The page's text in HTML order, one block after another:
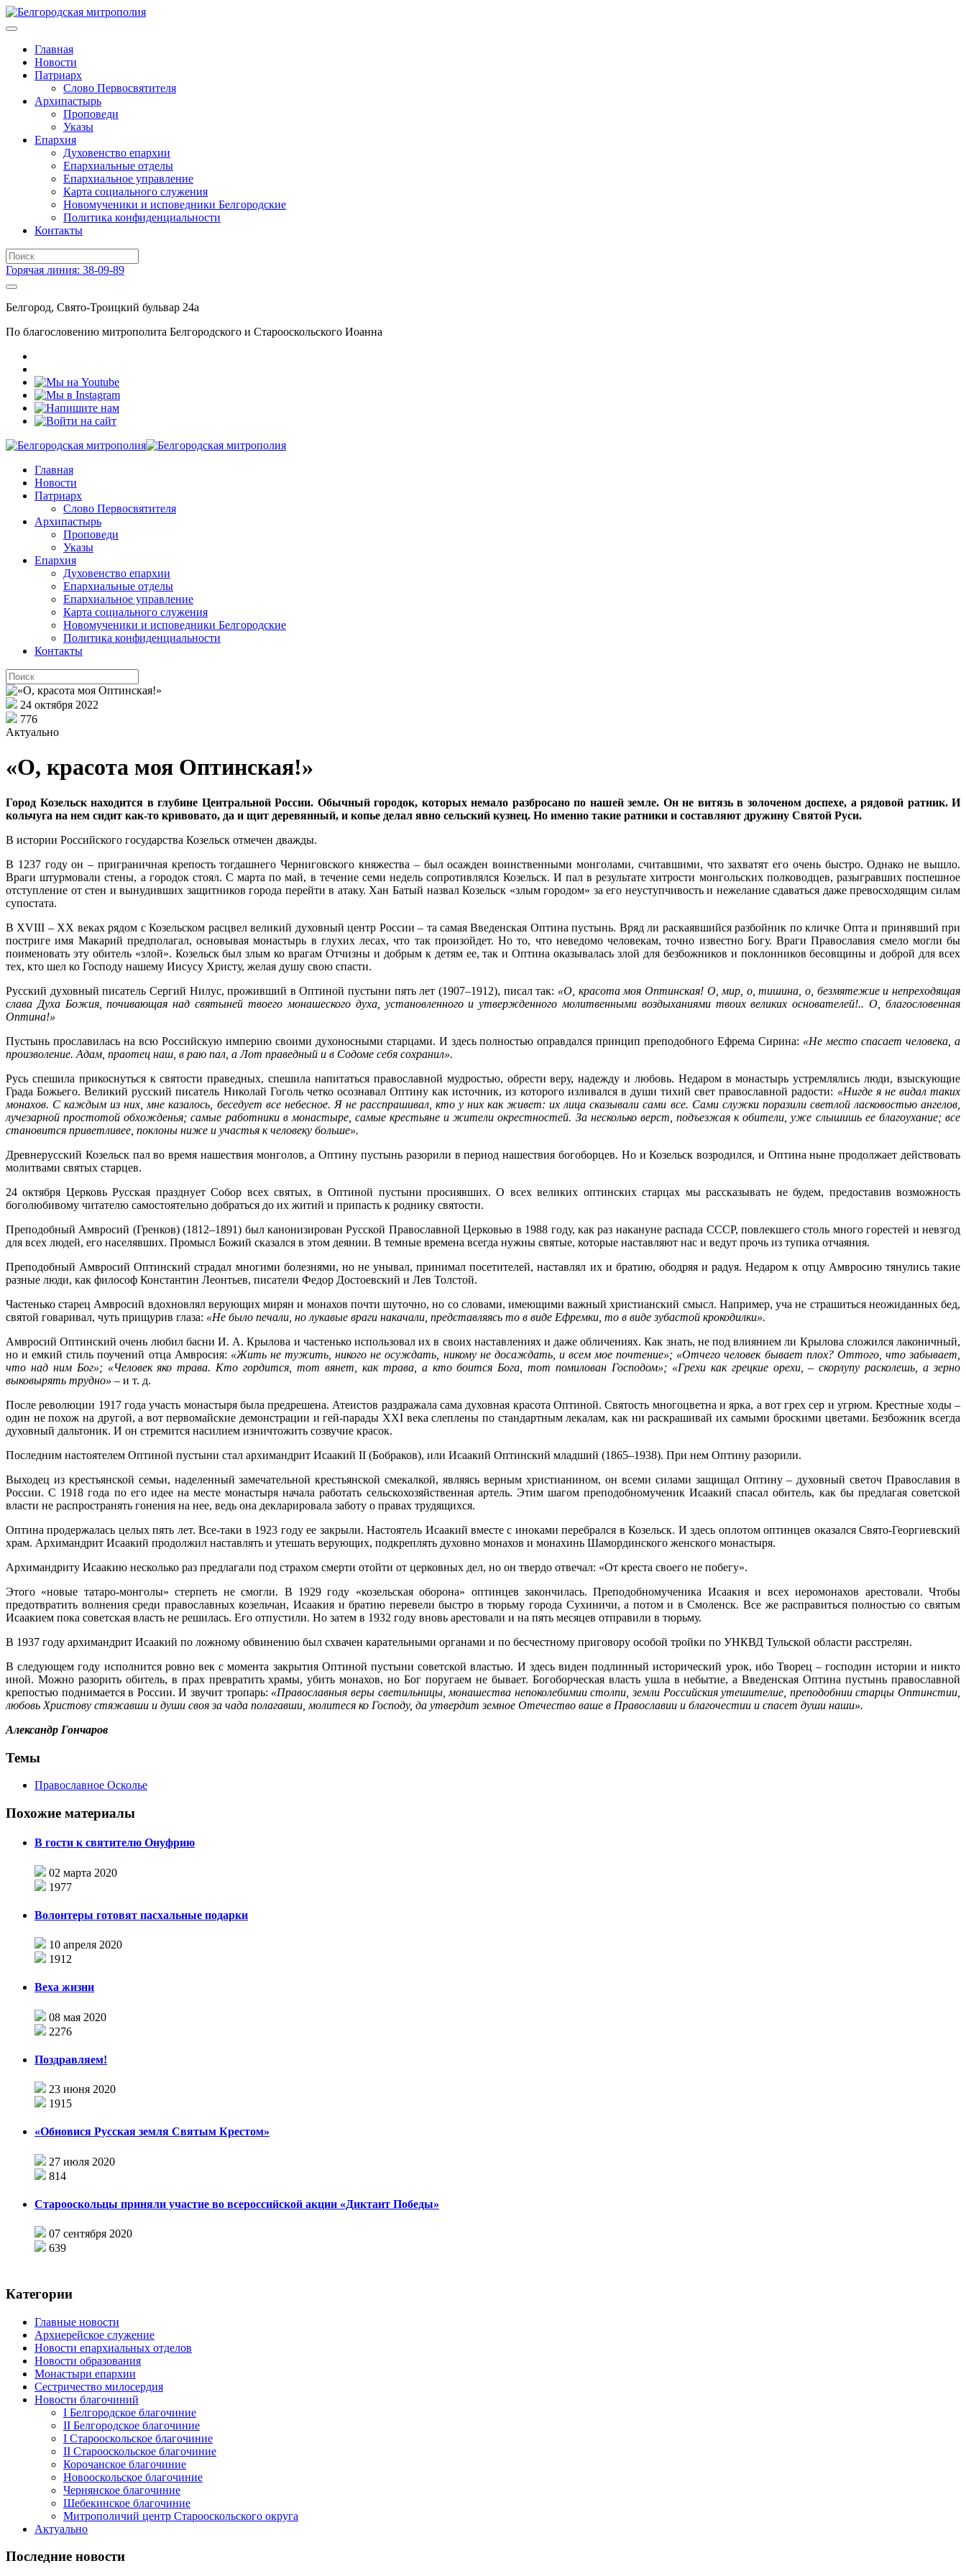
Главная
Новости
Патриарх
Слово Первосвятителя
Архипастырь
Проповеди
Указы
Епархия
Духовенство епархии
Епархиальные отделы
Епархиальное управление
Карта социального служения
Новомученики и исповедники Белгородские
Политика конфиденциальности
Контакты
Горячая линия: 38-09-89
Белгород, Свято-Троицкий бульвар 24а
По благословению митрополита Белгородского и Старооскольского Иоанна
Главная
Новости
Патриарх
Слово Первосвятителя
Архипастырь
Проповеди
Указы
Епархия
Духовенство епархии
Епархиальные отделы
Епархиальное управление
Карта социального служения
Новомученики и исповедники Белгородские
Политика конфиденциальности
Контакты
24 октября 2022
776
Актуально
«О, красота моя Оптинская!»
Город Козельск находится в глубине Центральной России. Обычный городок, которых немало разбросано по нашей земле. Он не витязь в золоченом доспехе, а рядовой ратник. И
кольчуга на нем сидит как-то кривовато, да и щит деревянный, и копье делал явно сельский кузнец. Но именно такие ратники и составляют дружину Святой Руси.
В истории Российского государства Козельск отмечен дважды.
В 1237 году он – приграничная крепость тогдашнего Черниговского княжества – был осажден воинственными монголами, считавшими, что захватят его очень быстро. Однако не вышло.
Враги штурмовали стены, а городок стоял. С марта по май, в течение семи недель сопротивлялся Козельск. И пал в результате хитрости монгольских полководцев, разыгравших поспешное
отступление от стен и вынудивших защитников города перейти в атаку. Хан Батый назвал Козельск «злым городом» за его неуступчивость и нежелание сдаваться даже превосходящим силам
супостата.
В XVIII – XX веках рядом с Козельском расцвел великий духовный центр России – та самая Введенская Оптина пустынь. Вряд ли раскаявшийся разбойник по кличке Опта и принявший при
постриге имя Макарий предполагал, основывая монастырь в глухих лесах, что так произойдет. Но то, что неведомо человекам, точно известно Богу. Враги Православия смело могли бы
поименовать эту обитель «злой». Козельск был злым ко врагам Отчизны и добрым к детям ее, так и Оптина оказывалась злой для безбожников и поклонников бесовщины и доброй для всех
тех, кто шел ко Господу нашему Иисусу Христу, желая душу свою спасти.
Русский духовный писатель Сергий Нилус, проживший в Оптиной пустыни пять лет (1907–1912), писал так: «О, красота моя Оптинская! О, мир, о, тишина, о, безмятежие и непреходящая
слава Духа Божия, почивающая над святыней твоего монашеского духа, установленного и утвержденного молитвенными воздыханиями твоих великих основателей!.. О, благословенная
Оптина!»
Пустынь прославилась на всю Российскую империю своими духоносными старцами. И здесь полностью оправдался принцип преподобного Ефрема Сирина: «Не место спасает человека, а
произволение. Адам, праотец наш, в раю пал, а Лот праведный и в Содоме себя сохранил».
Русь спешила прикоснуться к святости праведных, спешила напитаться православной мудростью, обрести веру, надежду и любовь. Недаром в монастырь устремлялись люди, взыскующие
Града Божьего. Великий русский писатель Николай Гоголь четко осознавал Оптину как источник, из которого изливался в души тихий свет православной радости: «Нигде я не видал таких
монахов. С каждым из них, мне казалось, беседует все небесное. Я не расспрашивал, кто у них как живет: их лица сказывали сами все. Сами служки поразили светлой ласковостью ангелов,
лучезарной простотой обхожденья; самые работники в монастыре, самые крестьяне и жители окрестностей. За несколько верст, подъезжая к обители, уже слышишь ее благоухание; все
становится приветливее, поклоны ниже и участья к человеку больше».
Древнерусский Козельск пал во время нашествия монголов, а Оптину пустынь разорили в период нашествия богоборцев. Но и Козельск возродился, и Оптина ныне продолжает действовать
молитвами святых старцев.
24 октября Церковь Русская празднует Собор всех святых, в Оптиной пустыни просиявших. О всех великих оптинских старцах мы рассказывать не будем, предоставив возможность
боголюбивому читателю самостоятельно добраться до их житий и припасть к роднику святости.
Преподобный Амвросий (Гренков) (1812–1891) был канонизирован Русской Православной Церковью в 1988 году, как раз накануне распада СССР, повлекшего столь много горестей и невзгод
для всех людей, его населявших. Промысл Божий сказался в этом деянии. В темные времена всегда нужны святые, которые наставляют нас и ведут прочь из тупика отчаяния.
Преподобный Амвросий Оптинский страдал многими болезнями, но не унывал, принимал посетителей, наставлял их и братию, ободряя и радуя. Недаром к отцу Амвросию тянулись такие
разные люди, как философ Константин Леонтьев, писатели Федор Достоевский и Лев Толстой.
Частенько старец Амвросий вдохновлял верующих мирян и монахов почти шуточно, но со словами, имеющими важный христианский смысл. Например, уча не страшиться неожиданных бед,
святой говаривал, чуть прищурив глаза: «Не было печали, но лукавые враги накачали, представляясь то в виде Ефремки, то в виде зубастой крокодилки».
Амвросий Оптинский очень любил басни И. А. Крылова и частенько использовал их в своих наставлениях и даже обличениях. Как знать, не под влиянием ли Крылова сложился лаконичный,
но и емкий стиль поучений отца Амвросия: «Жить не тужить, никого не осуждать, никому не досаждать, и всем мое почтение»; «Отчего человек бывает плох? Оттого, что забывает,
что над ним Бог»; «Человек яко трава. Кто гордится, тот вянет, как трава, а кто боится Бога, тот помилован Господом»; «Грехи как грецкие орехи, – скорлупу расколешь, а зерно
выковырять трудно» – и т. д.
После революции 1917 года участь монастыря была предрешена. Атеистов раздражала сама духовная красота Оптиной. Святость многоцветна и ярка, а вот грех сер и угрюм. Крестные ходы –
один не похож на другой, а вот первомайские демонстрации и гей-парады XXI века слеплены по стандартным лекалам, как ни раскрашивай их самыми броскими цветами. Безбожник всегда
духовный дальтоник. И он стремится насилием изничтожить созвучие красок.
Последним настоятелем Оптиной пустыни стал архимандрит Исаакий II (Бобраков), или Исаакий Оптинский младший (1865–1938). При нем Оптину разорили.
Выходец из крестьянской семьи, наделенный замечательной крестьянской смекалкой, являясь верным христианином, он всеми силами защищал Оптину – духовный светоч Православия в
России. С 1918 года по его идее на месте монастыря начала работать сельскохозяйственная артель. Этим шагом преподобномученик Исаакий спасал обитель, как бы предлагая советской
власти не распространять гонения на нее, ведь она декларировала заботу о правах трудящихся.
Оптина продержалась целых пять лет. Все-таки в 1923 году ее закрыли. Настоятель Исаакий вместе с иноками перебрался в Козельск. И здесь оплотом оптинцев оказался Свято-Георгиевский
храм. Архимандрит Исаакий продолжил наставлять и утешать верующих, подкреплять духовно монахов и монахинь Шамординского женского монастыря.
Архимандриту Исаакию несколько раз предлагали под страхом смерти отойти от церковных дел, но он твердо отвечал: «От креста своего не побегу».
Этого «новые татаро-монголы» стерпеть не смогли. В 1929 году «козельская оборона» оптинцев закончилась. Преподобномученика Исаакия и всех иеромонахов арестовали. Чтобы
предотвратить волнения среди православных козельчан, Исаакия и братию перевели быстро в тюрьму города Сухиничи, а потом и в Смоленск. Все же расправиться полностью со святым
Исаакием пока советская власть не решилась. Его отпустили. Но затем в 1932 году вновь арестовали и на пять месяцев отправили в тюрьму.
В 1937 году архимандрит Исаакий по ложному обвинению был схвачен карательными органами и по бесчестному приговору особой тройки по УНКВД Тульской области расстрелян.
В следующем году исполнится ровно век с момента закрытия Оптиной пустыни советской властью. И здесь виден подлинный исторический урок, ибо Творец – господин истории и никто
иной. Можно разорить обитель, в прах превратить храмы, убить монахов, но Бог поругаем не бывает. Богоборческая власть ушла в небытие, а Введенская Оптина пустынь православной
крепостью поднимается в России. И звучит тропарь: «Православныя веры светильницы, монашества непоколебимии столпи, земли Российския утешителие, преподобнии старцы Оптинстии,
любовь Христову стяжавши и души своя за чада полагавши, молитеся ко Господу, да утвердит земное Отечество ваше в Православии и благочестии и спасет души наши».
Александр Гончаров
Темы
Православное Осколье
Похожие материалы
В гости к святителю Онуфрию
02 марта 2020
1977
Волонтеры готовят пасхальные подарки
10 апреля 2020
1912
Веха жизни
08 мая 2020
2276
Поздравляем!
23 июня 2020
1915
«Обновися Русская земля Святым Крестом»
27 июля 2020
814
Старооскольцы приняли участие во всероссийской акции «Диктант Победы»
07 сентября 2020
639
Категории
Главные новости
Архиерейское служение
Новости епархиальных отделов
Новости образования
Монастыри епархии
Сестричество милосердия
Новости благочиний
I Белгородское благочиние
II Белгородское благочиние
I Старооскольское благочиние
II Старооскольское благочиние
Корочанское благочиние
Новооскольское благочиние
Чернянское благочиние
Шебекинское благочиние
Митрополичий центр Старооскольского округа
Актуально
Последние новости